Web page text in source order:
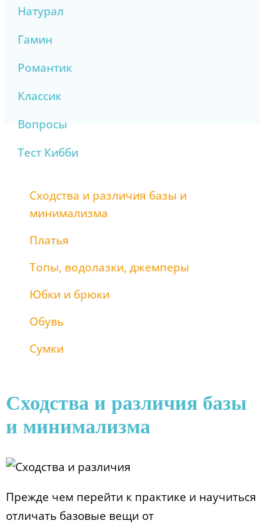
Натурал
Гамин
Романтик
Классик
Вопросы
Тест Кибби
Сходства и различия базы и
минимализма
Платья
Топы, водолазки, джемперы
Юбки и брюки
Обувь
Сумки
Сходства и различия базы
и минимализма
Прежде чем перейти к практике и научиться
отличать базовые вещи от